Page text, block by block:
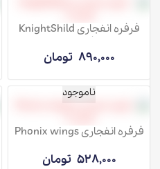
فرفره انفجاری KnightShild
890,000 تومان
ناموجود
فرفره انفجاری Phonix wings
528,000 تومان